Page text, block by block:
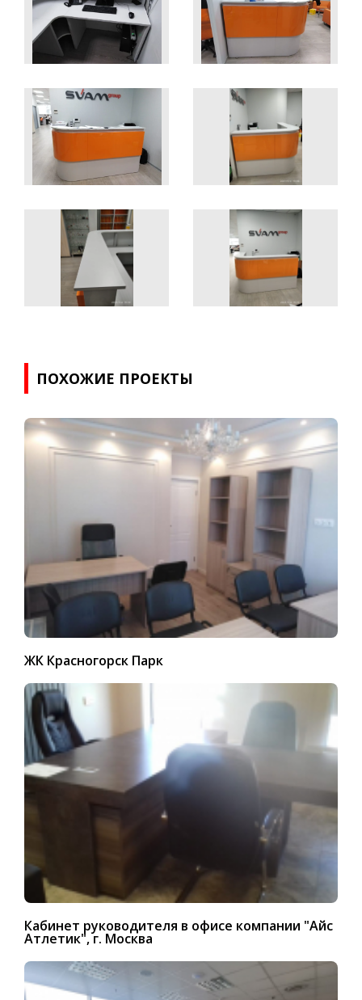
ПОХОЖИЕ ПРОЕКТЫ
ЖК Красногорск Парк
Кабинет руководителя в офисе компании "Айс
Атлетик", г. Москва